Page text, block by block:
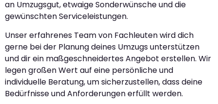
an Umzugsgut, etwaige Sonderwünsche und die
gewünschten Serviceleistungen.
Unser erfahrenes Team von Fachleuten wird dich
gerne bei der Planung deines Umzugs unterstützen
und dir ein maßgeschneidertes Angebot erstellen. Wir
legen großen Wert auf eine persönliche und
individuelle Beratung, um sicherzustellen, dass deine
Bedürfnisse und Anforderungen erfüllt werden.